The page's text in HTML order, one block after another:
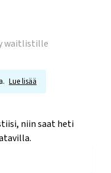
waitlistille
Lue lisää
niin saat heti